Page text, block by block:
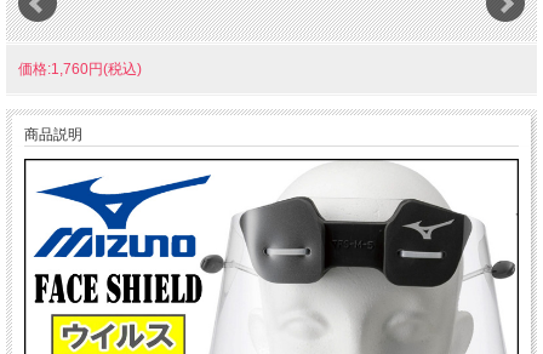
価格:1,760円(税込)
商品説明